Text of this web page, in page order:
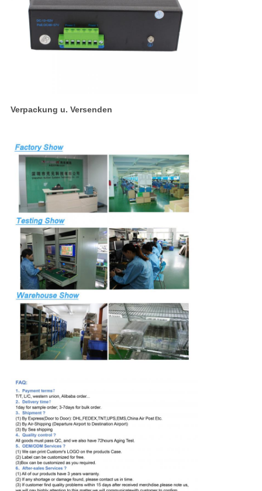
Verpackung u. Versenden